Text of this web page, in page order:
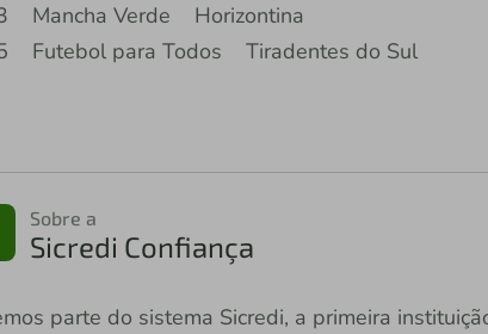
Mancha Verde Horizontina
Futebol para Todos Tiradentes do Sul
Sobre a
Sicredi Confiança
parte do sistema Sicredi, a primeira